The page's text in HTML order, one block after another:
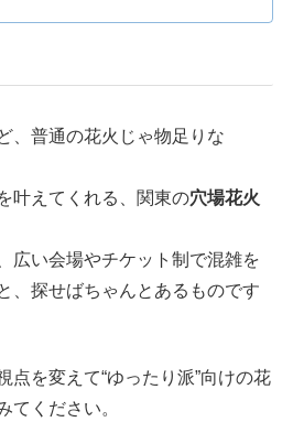
、普通の花火じゃ物足りな
叶えてくれる、関東の穴場花火
広い会場やチケット制で混雑を
、探せばちゃんとあるものです
点を変えて“ゆったり派”向けの花
てください。